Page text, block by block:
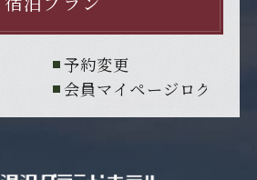
予約変更
会員マイページログイン